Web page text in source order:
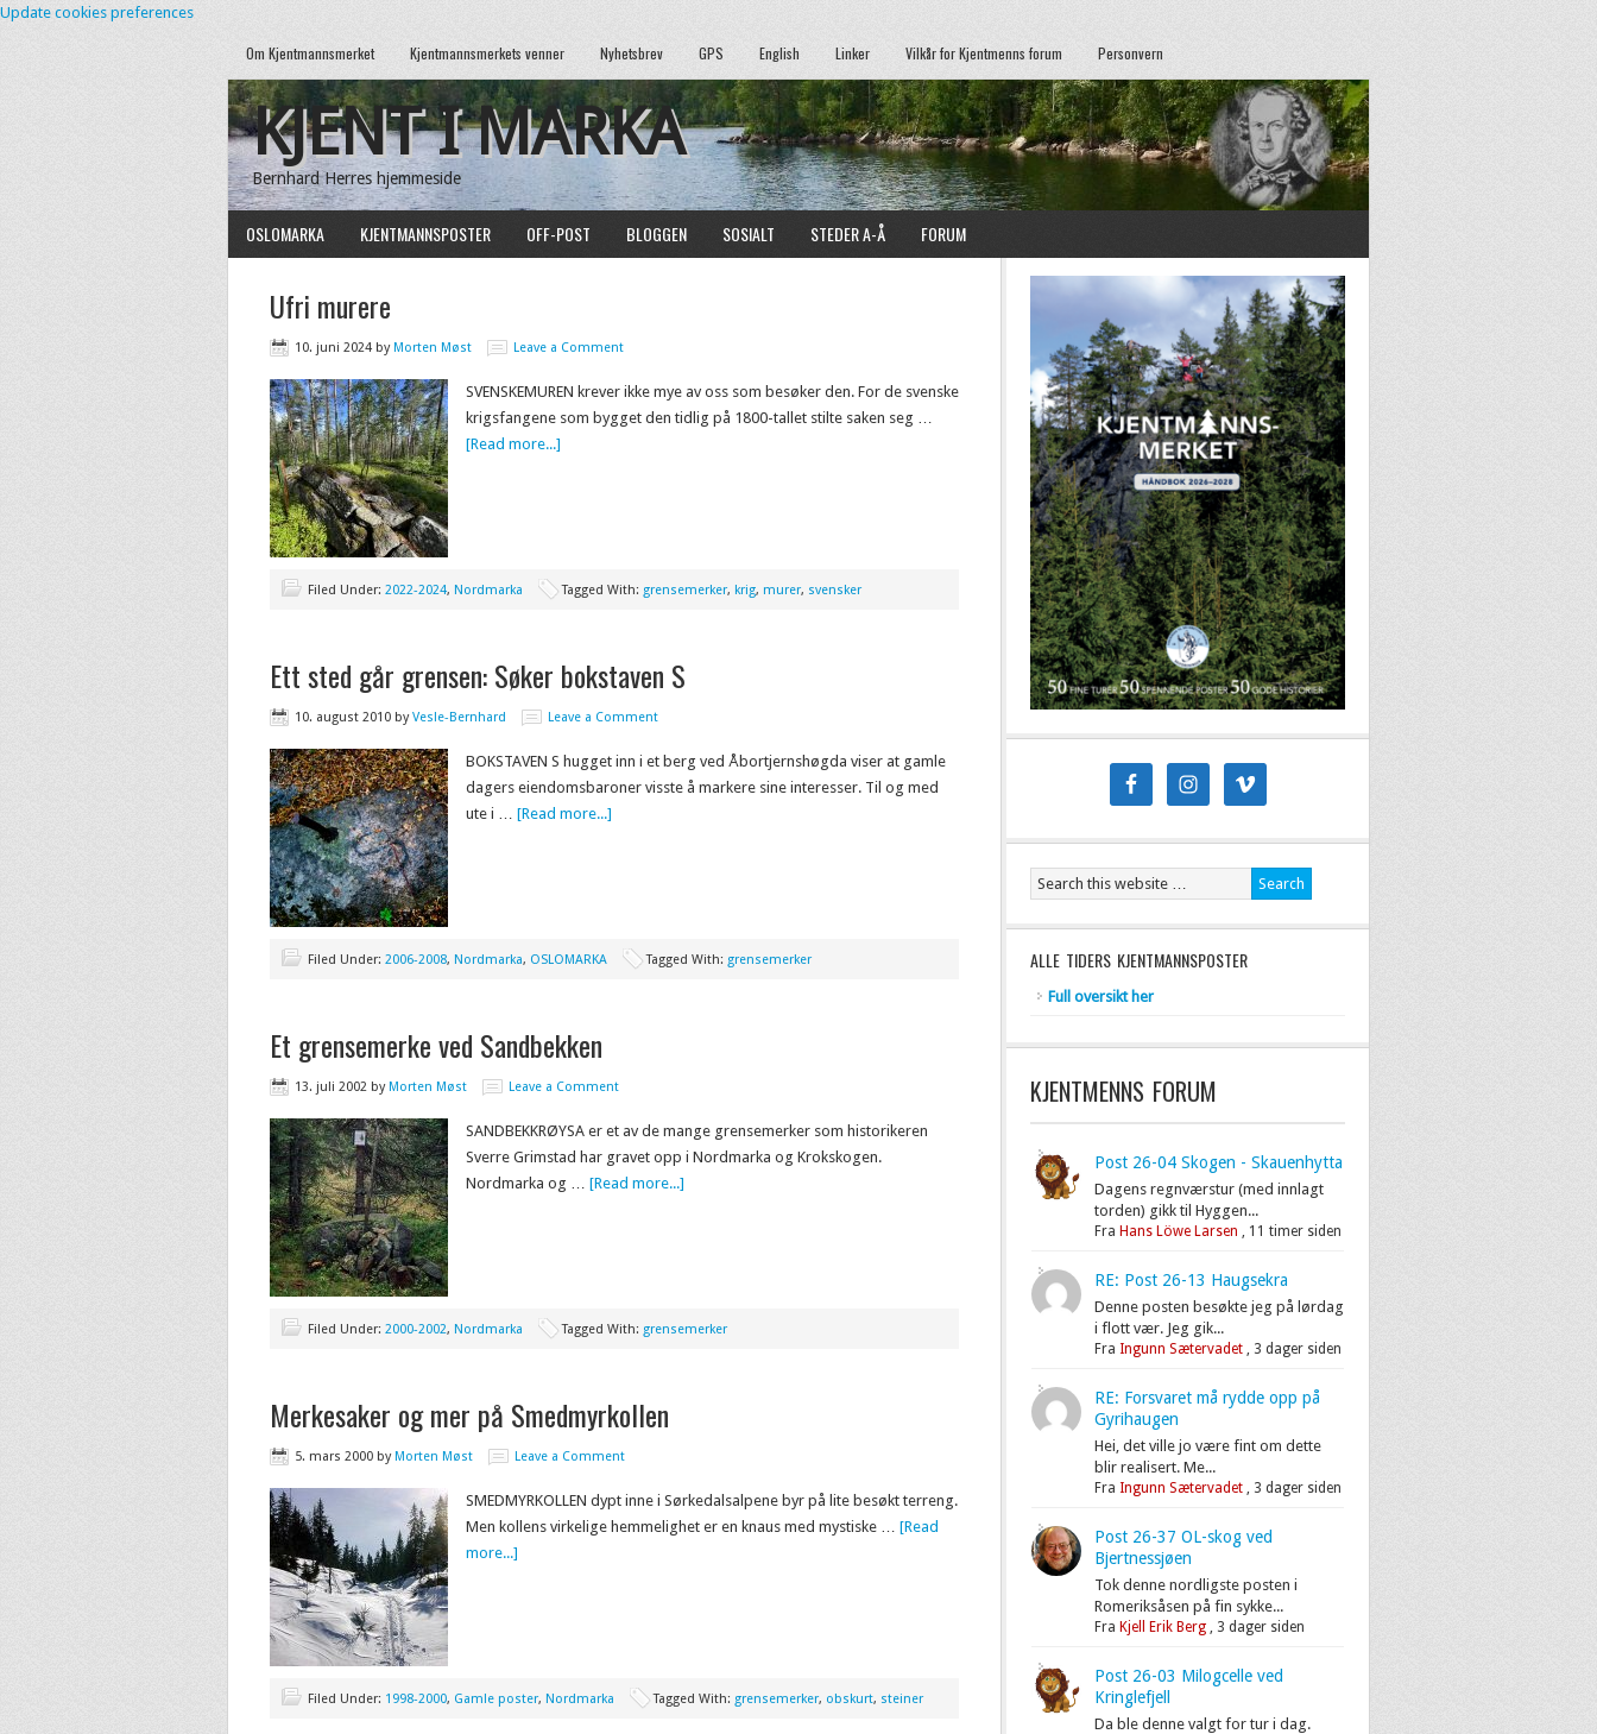
Update cookies preferences
Om Kjentmannsmerket Kjentmannsmerkets venner Nyhetsbrev GPS English Linker Vilkår for Kjentmenns forum Personvern
KJENT I MARKA
Bernhard Herres hjemmeside
OSLOMARKA KJENTMANNSPOSTER OFF-POST BLOGGEN SOSIALT STEDER A-Å FORUM
Ufri murere
10. juni 2024 byMorten Møst Leave a Comment
SVENSKEMUREN krever ikke mye av oss som besøker den. For de svenske
krigsfangene som bygget den tidlig på 1800-tallet stilte saken seg …
[Read more...]
Filed Under: 2022-2024, Nordmarka Tagged With: grensemerker, krig, murer, svensker
Ett sted går grensen: Søker bokstaven S
10. august 2010 byVesle-Bernhard Leave a Comment
BOKSTAVEN S hugget inn i et berg ved Åbortjernshøgda viser at gamle
dagers eiendomsbaroner visste å markere sine interesser. Til og med
ute i … [Read more...]
Filed Under: 2006-2008, Nordmarka, OSLOMARKA Tagged With: grensemerker
Et grensemerke ved Sandbekken
13. juli 2002 byMorten Møst Leave a Comment
SANDBEKKRØYSA er et av de mange grensemerker som historikeren
Sverre Grimstad har gravet opp i Nordmarka og Krokskogen.
Nordmarka og … [Read more...]
Filed Under: 2000-2002, Nordmarka Tagged With: grensemerker
Merkesaker og mer på Smedmyrkollen
5. mars 2000 byMorten Møst Leave a Comment
SMEDMYRKOLLEN dypt inne i Sørkedalsalpene byr på lite besøkt terreng.
Men kollens virkelige hemmelighet er en knaus med mystiske … [Read
more...]
Filed Under: 1998-2000, Gamle poster, Nordmarka Tagged With: grensemerker, obskurt, steiner
ALLE TIDERS KJENTMANNSPOSTER
Full oversikt her
KJENTMENNS FORUM
Post 26-04 Skogen - Skauenhytta
Dagens regnværstur (med innlagt
torden) gikk til Hyggen...
Fra Hans Löwe Larsen , 11 timer siden
RE: Post 26-13 Haugsekra
Denne posten besøkte jeg på lørdag
i flott vær. Jeg gik...
Fra Ingunn Sætervadet, 3 dager siden
RE: Forsvaret må rydde opp på
Gyrihaugen
Hei, det ville jo være fint om dette
blir realisert. Me...
Fra Ingunn Sætervadet, 3 dager siden
Post 26-37 OL-skog ved
Bjertnessjøen
Tok denne nordligste posten i
Romeriksåsen på fin sykke...
Fra Kjell Erik Berg, 3 dager siden
Post 26-03 Milogcelle ved
Kringlefjell
Da ble denne valgt for tur i dag.